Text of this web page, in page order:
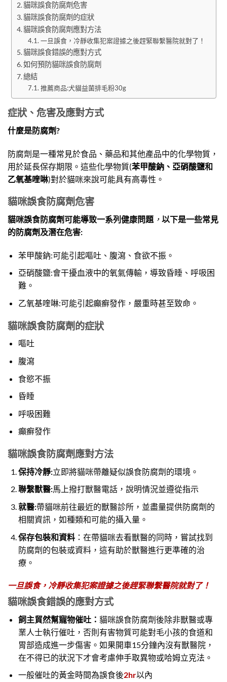
貓咪誤食防腐劑危害
貓咪誤食防腐劑的症狀
貓咪誤食防腐劑應對方法
一旦誤食，冷靜收集犯案證據之後趕緊聯繫醫院就對了！
貓咪誤食錯誤的應對方式
如何預防貓咪誤食防腐劑
總結
推薦商品:犬貓益菌排毛粉30g
症狀、危害及應對方式
什麼是防腐劑?
防腐劑是一種常見於食品、藥品和其他產品中的化學物質，
用於延長保存期限。這些化學物質(苯甲酸鈉 、 亞硝酸鹽和
乙氧基喹啉)對於貓咪來說可能具有高毒性。
貓咪誤食防腐劑危害
貓咪誤食防腐劑可能導致一系列健康問題 ， 以下是一些常見
的防腐劑及潛在危害:
苯甲酸鈉:可能引起嘔吐、腹瀉、食欲不振。
亞硝酸鹽:會干擾血液中的氧氣傳輸，導致昏睡、呼吸困
難。
乙氧基喹啉:可能引起癲癬發作，嚴重時甚至致命。
貓咪誤食防腐劑的症狀
嘔吐
腹瀉
食慾不振
昏睡
呼吸困難
癲癬發作
貓咪誤食防腐劑應對方法
保持冷靜:立即將貓咪帶離疑似誤食防腐劑的環境。
聯繫獸醫:馬上撥打獸醫電話，說明情況並遵從指示
就醫:帶貓咪前往最近的獸醫診所，並盡量提供防腐劑的
相關資訊，如種類和可能的攝入量。
保存包裝和資料：在帶貓咪去看獸醫的同時，嘗試找到
防腐劑的包裝或資料，這有助於獸醫進行更準確的治
療。
一旦誤食，冷靜收集犯案證據之後趕緊聯繫醫院就對了！
貓咪誤食錯誤的應對方式
飼主貿然幫寵物催吐： 貓咪誤食防腐劑後除非獸醫或專
業人士執行催吐，否則有害物質可能對毛小孩的食道和
胃部造成進一步傷害。如果開車15分鐘內沒有獸醫院，
在不得已的狀況下才會考慮伸手取異物或哈姆立克法。
一般催吐的黃金時間為誤食後2hr以內